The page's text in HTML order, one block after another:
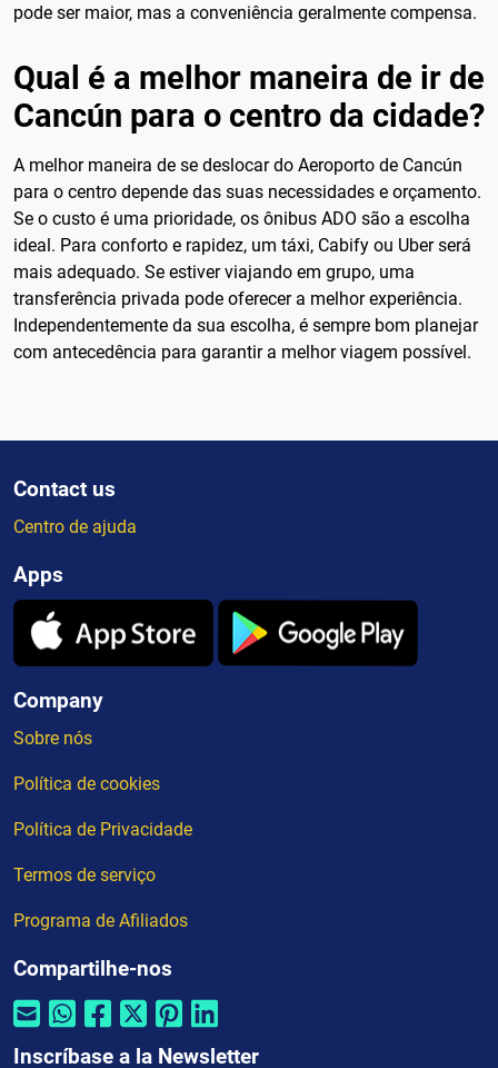
pode ser maior, mas a conveniência geralmente compensa.
Qual é a melhor maneira de ir de
Cancún para o centro da cidade?
A melhor maneira de se deslocar do Aeroporto de Cancún
para o centro depende das suas necessidades e orçamento.
Se o custo é uma prioridade, os ônibus ADO são a escolha
ideal. Para conforto e rapidez, um táxi, Cabify ou Uber será
mais adequado. Se estiver viajando em grupo, uma
transferência privada pode oferecer a melhor experiência.
Independentemente da sua escolha, é sempre bom planejar
com antecedência para garantir a melhor viagem possível.
Contact us
Centro de ajuda
Apps
Company
Sobre nós
Política de cookies
Política de Privacidade
Termos de serviço
Programa de Afiliados
Compartilhe-nos
Inscríbase a la Newsletter